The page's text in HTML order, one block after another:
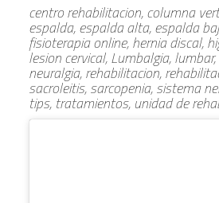
centro rehabilitacion, columna
espalda, espalda alta, espalda
fisioterapia online, hernia discal,
lesion cervical, Lumbalgia,
neuralgia, rehabilitacion,
sacroleitis, sarcopenia, sistema
tips, tratamientos, unidad de